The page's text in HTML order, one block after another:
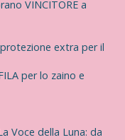
VINCITORE a
extra per il
per lo zaino e
Voce della Luna: da